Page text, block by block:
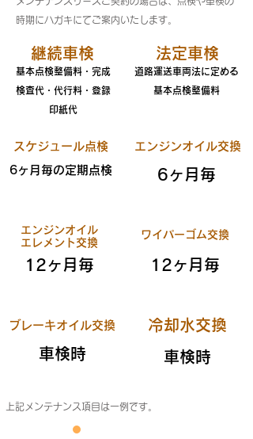
時期にハガキにてご案内いたします。
​継続車検
基本点検整備料・完成
検査代​・代行料・登録
印紙代
法定車検
道路運送車両法に定める
​基本点検整備料
​スケジュール点検
​6ヶ月毎の定期点検​
​エンジンオイル交換
​6ヶ月毎​
エンジンオイル
​エレメント交換
​12ヶ月毎​
​ワイパーゴム交換
​12ヶ月毎​
​ブレーキオイル交換
​車検時
​冷却水交換
​車検時
上記メンテナンス項目は一例です。